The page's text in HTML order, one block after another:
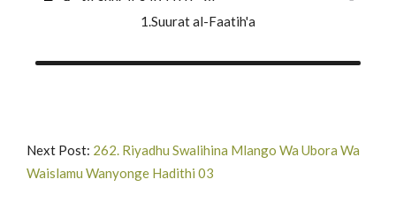
1.Suurat al-Faatih'a
Next Post: 262. Riyadhu Swalihina Mlango Wa Ubora Wa
Waislamu Wanyonge Hadithi 03